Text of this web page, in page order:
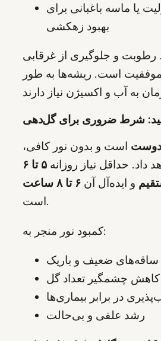
یا ماسه باغبانی برای
بهبود زهکشی
رطوبت و جلوگیری از غرقابی
است. ریشه‌ها به طور
شرط ضروری برای گل‌دهی
است و بدون نور کافی،
داد. حداقل نیاز روزانه
۵ تا ۶
و ایده‌آل آن ۶ تا ۸ ساعت
است.
کمبود نور منجر به:
ساقه‌های ضعیف و باریک
کاهش چشمگیر تعداد گل
در برابر بیماری‌ها
رشد علفی و بی‌حالت